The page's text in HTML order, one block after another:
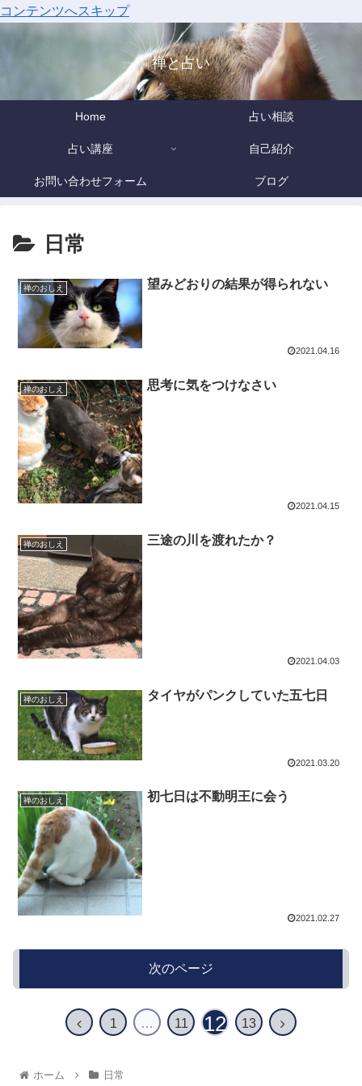
コンテンツへスキップ
禅と占い
Home 占い相談
占い講座 自己紹介
お問い合わせフォーム ブログ
日常
禅のおしえ 望みどおりの結果が得られない
2021.04.16
禅のおしえ 思考に気をつけなさい
2021.04.15
禅のおしえ 三途の川を渡れたか？
2021.04.03
禅のおしえ タイヤがパンクしていた五七日
2021.03.20
禅のおしえ 初七日は不動明王に会う
2021.02.27
次のページ
前
1 … 11 12 13
次
ホーム 日常